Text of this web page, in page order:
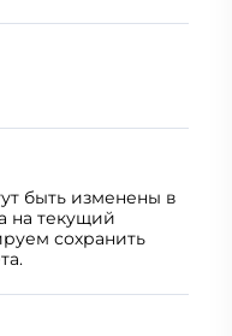
быть изменены в
на текущий
сохранить